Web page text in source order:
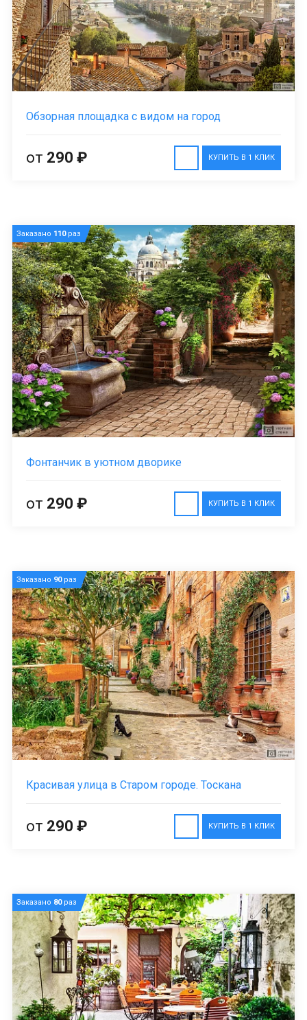
Обзорная площадка с видом на город
КУПИТЬ В 1 КЛИК
от 290 ₽
Заказано 110раз
Фонтанчик в уютном дворике
КУПИТЬ В 1 КЛИК
от 290 ₽
Заказано 90раз
Красивая улица в Старом городе. Тоскана
КУПИТЬ В 1 КЛИК
от 290 ₽
Заказано 80раз